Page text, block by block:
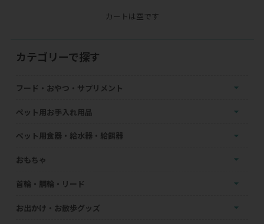
カートは空です
カテゴリーで探す
フード・おやつ・サプリメント
ペット用お手入れ用品
ペット用食器・給水器・給餌器
おもちゃ
首輪・胴輪・リード
お出かけ・お散歩グッズ